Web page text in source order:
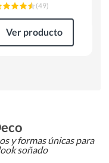
(49)
Ver producto
y formas únicas para
soñado